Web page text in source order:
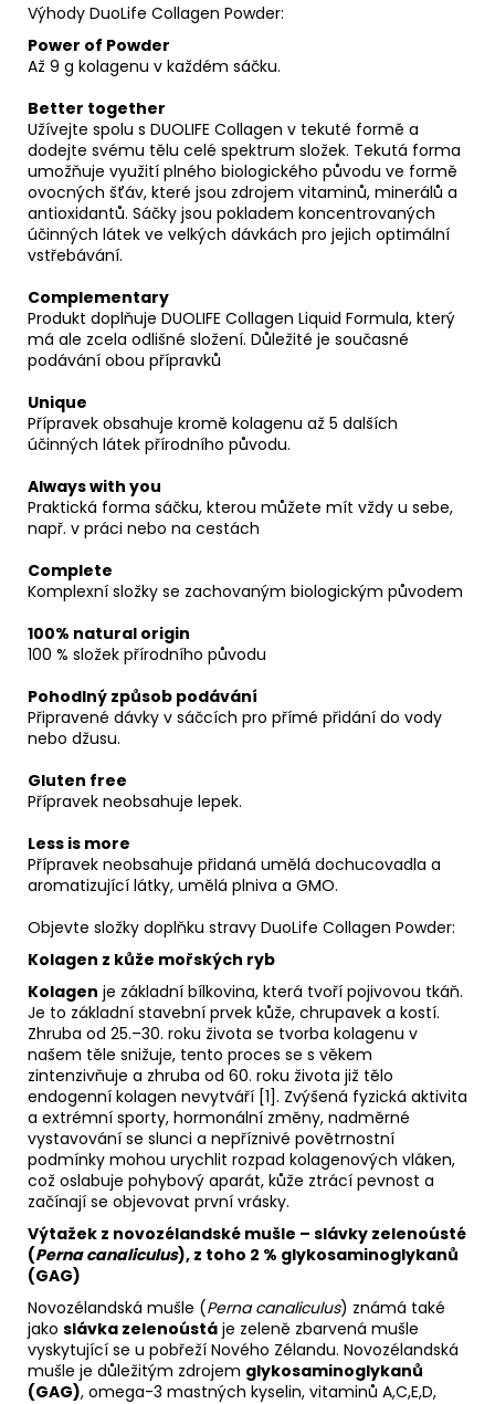
Výhody DuoLife Collagen Powder:
Power of Powder
Až 9 g kolagenu v každém sáčku.
Better together
Užívejte spolu s DUOLIFE Collagen v tekuté formě a
dodejte svému tělu celé spektrum složek. Tekutá forma
umožňuje využití plného biologického původu ve formě
ovocných šťáv, které jsou zdrojem vitaminů, minerálů a
antioxidantů. Sáčky jsou pokladem koncentrovaných
účinných látek ve velkých dávkách pro jejich optimální
vstřebávání.
Complementary
Produkt doplňuje DUOLIFE Collagen Liquid Formula, který
má ale zcela odlišné složení. Důležité je současné
podávání obou přípravků
Unique
Přípravek obsahuje kromě kolagenu až 5 dalších
účinných látek přírodního původu.
Always with you
Praktická forma sáčku, kterou můžete mít vždy u sebe,
např. v práci nebo na cestách
Complete
Komplexní složky se zachovaným biologickým původem
100% natural origin
100 % složek přírodního původu
Pohodlný způsob podávání
Připravené dávky v sáčcích pro přímé přidání do vody
nebo džusu.
Gluten free
Přípravek neobsahuje lepek.
Less is more
Přípravek neobsahuje přidaná umělá dochucovadla a
aromatizující látky, umělá plniva a GMO.
Objevte složky doplňku stravy DuoLife Collagen Powder:
Kolagen z kůže mořských ryb
Kolagen je základní bílkovina, která tvoří pojivovou tkáň.
Je to základní stavební prvek kůže, chrupavek a kostí.
Zhruba od 25.–30. roku života se tvorba kolagenu v
našem těle snižuje, tento proces se s věkem
zintenzivňuje a zhruba od 60. roku života již tělo
endogenní kolagen nevytváří [1]. Zvýšená fyzická aktivita
a extrémní sporty, hormonální změny, nadměrné
vystavování se slunci a nepříznivé povětrnostní
podmínky mohou urychlit rozpad kolagenových vláken,
což oslabuje pohybový aparát, kůže ztrácí pevnost a
začínají se objevovat první vrásky.
Výtažek z novozélandské mušle – slávky zelenoústé
(Perna canaliculus), z toho 2 % glykosaminoglykanů
(GAG)
Novozélandská mušle (Perna canaliculus) známá také
jako slávka zelenoústá je zeleně zbarvená mušle
vyskytující se u pobřeží Nového Zélandu. Novozélandská
mušle je důležitým zdrojem glykosaminoglykanů
(GAG), omega-3 mastných kyselin, vitaminů A,C,E,D,